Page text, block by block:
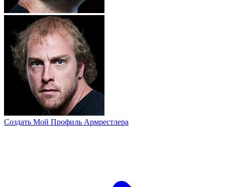
Создать Мой Профиль Армрестлера